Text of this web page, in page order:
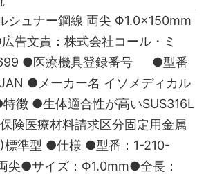
シュナー鋼線 両尖 Φ1.0×150mm
告文責：株式会社コール・ミ
●医療機具登録番号 ●型番
●メーカー名 イソメディカル
徴 ●生体適合性が高いSUS316L
険医療材料請求区分固定用金属
標準型 ●仕様 ●型番：1-210-
尖●サイズ：Φ1.0mm●全長：